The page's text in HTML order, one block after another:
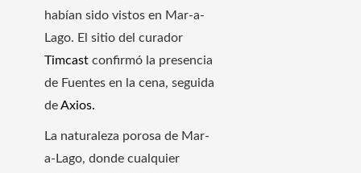
habían sido vistos en Mar-a-
Lago. El sitio del curador
Timcast confirmó la presencia
de Fuentes en la cena, seguida
deAxios.
La naturaleza porosa de Mar-
a-Lago, donde cualquier